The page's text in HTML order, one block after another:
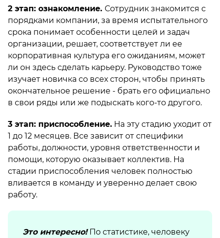
2 этап: ознакомление. Сотрудник знакомится с
порядками компании, за время испытательного
срока понимает особенности целей и задач
организации, решает, соответствует ли ее
корпоративная культура его ожиданиям, может
ли он здесь сделать карьеру. Руководство тоже
изучает новичка со всех сторон, чтобы принять
окончательное решение - брать его официально
в свои ряды или же подыскать кого-то другого.
3 этап: приспособление. На эту стадию уходит от
1 до 12 месяцев. Все зависит от специфики
работы, должности, уровня ответственности и
помощи, которую оказывает коллектив. На
стадии приспособления человек полностью
вливается в команду и уверенно делает свою
работу.
Это интересно!По статистике, человеку